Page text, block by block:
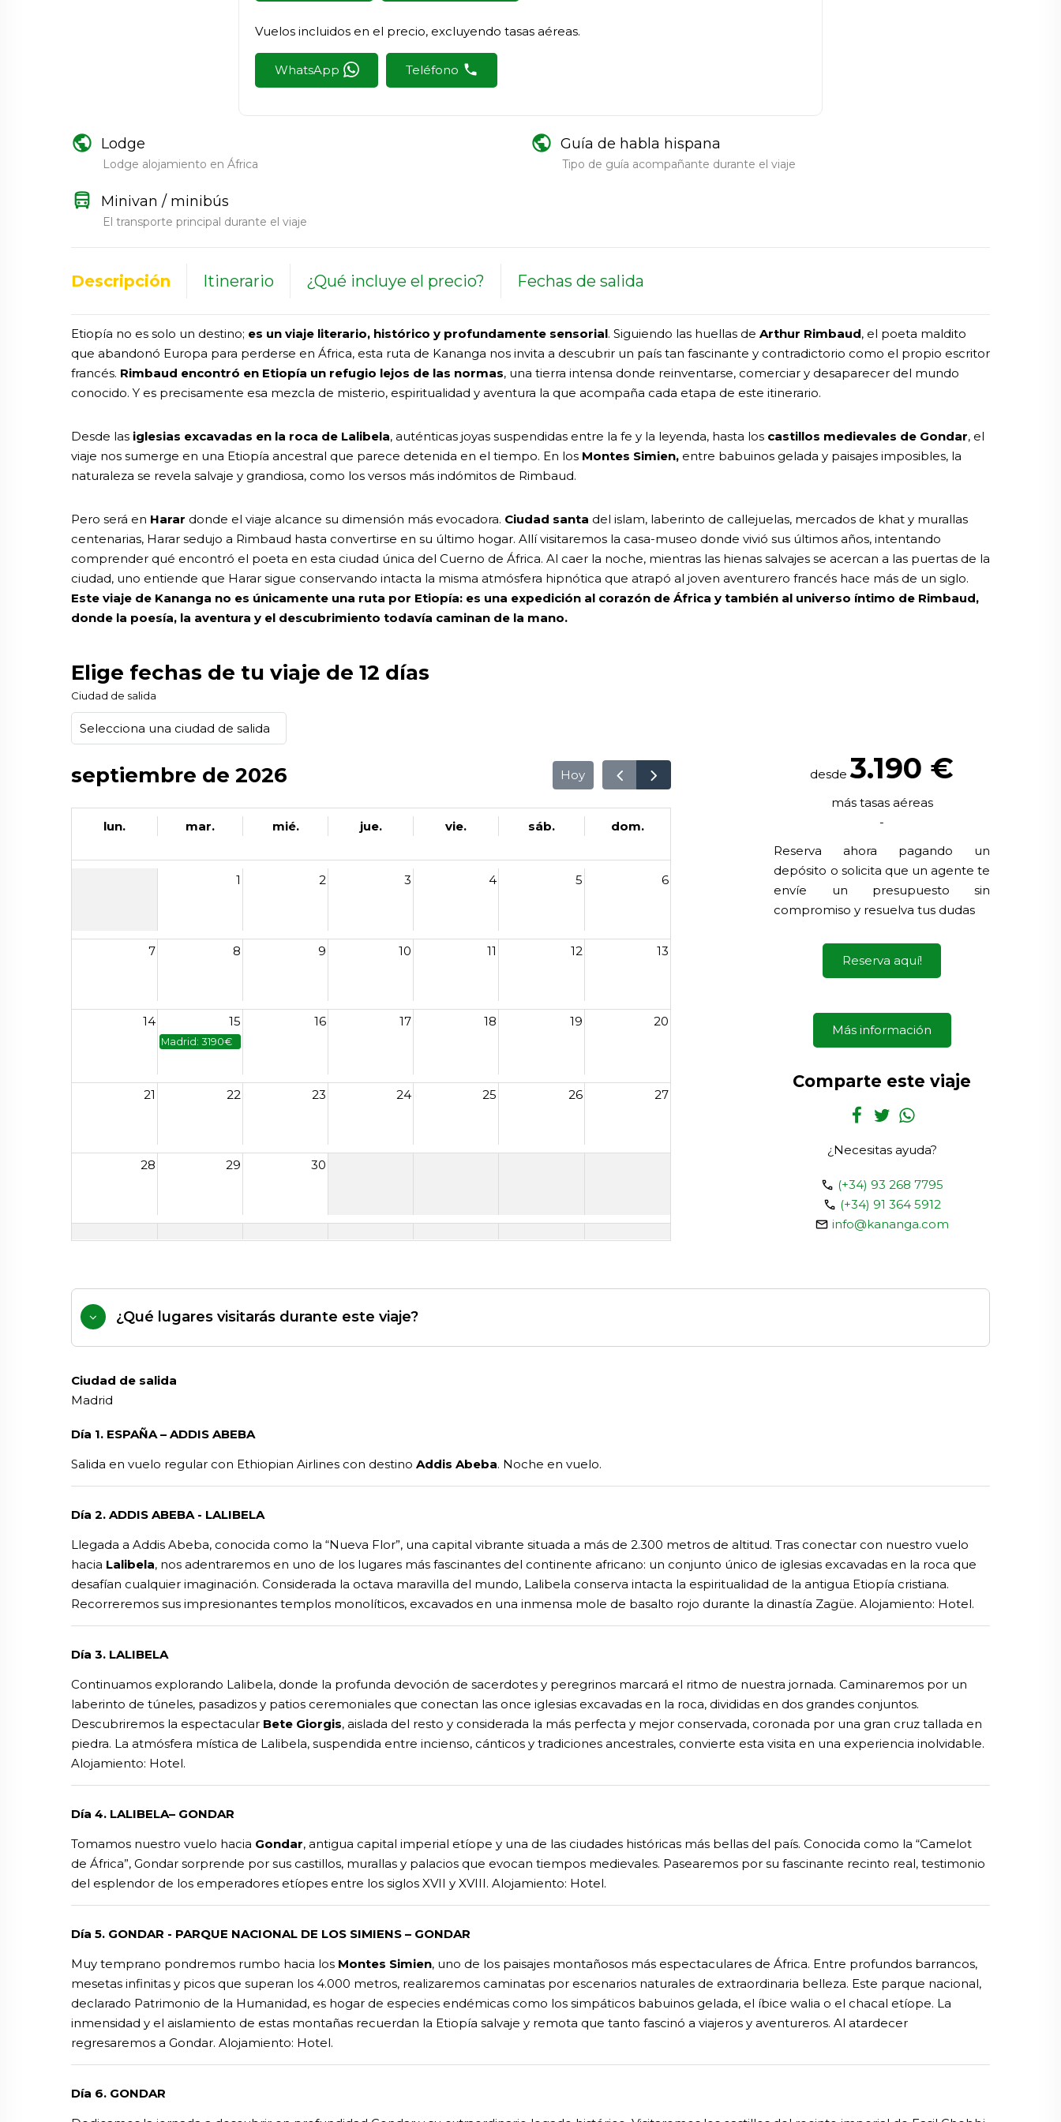
Vuelos incluidos en el precio, excluyendo tasas aéreas.
WhatsApp Teléfono
public Lodge
Lodge alojamiento en África
public Guía de habla hispana
Tipo de guía acompañante durante el viaje
directions_bus Minivan / minibús
El transporte principal durante el viaje
Descripción Itinerario ¿Qué incluye el precio? Fechas de salida
Etiopía no es solo un destino; es un viaje literario, histórico y profundamente sensorial. Siguiendo las huellas de Arthur Rimbaud, el poeta maldito
que abandonó Europa para perderse en África, esta ruta de Kananga nos invita a descubrir un país tan fascinante y contradictorio como el propio escritor
francés. Rimbaud encontró en Etiopía un refugio lejos de las normas, una tierra intensa donde reinventarse, comerciar y desaparecer del mundo
conocido. Y es precisamente esa mezcla de misterio, espiritualidad y aventura la que acompaña cada etapa de este itinerario.
Desde las iglesias excavadas en la roca de Lalibela, auténticas joyas suspendidas entre la fe y la leyenda, hasta los castillos medievales de Gondar, el
viaje nos sumerge en una Etiopía ancestral que parece detenida en el tiempo. En los Montes Simien, entre babuinos gelada y paisajes imposibles, la
naturaleza se revela salvaje y grandiosa, como los versos más indómitos de Rimbaud.
Pero será en Harar donde el viaje alcance su dimensión más evocadora. Ciudad santa del islam, laberinto de callejuelas, mercados de khat y murallas
centenarias, Harar sedujo a Rimbaud hasta convertirse en su último hogar. Allí visitaremos la casa-museo donde vivió sus últimos años, intentando
comprender qué encontró el poeta en esta ciudad única del Cuerno de África. Al caer la noche, mientras las hienas salvajes se acercan a las puertas de la
ciudad, uno entiende que Harar sigue conservando intacta la misma atmósfera hipnótica que atrapó al joven aventurero francés hace más de un siglo.
Este viaje de Kananga no es únicamente una ruta por Etiopía: es una expedición al corazón de África y también al universo íntimo de Rimbaud,
donde la poesía, la aventura y el descubrimiento todavía caminan de la mano.
Elige fechas de tu viaje de 12 días
Ciudad de salida
septiembre de 2026 Hoy
lun. mar. mié. jue. vie. sáb. dom.
1 2 3 4 5 6
7 8 9 10 11 12 13
14 15 16 17 18 19 20
Madrid: 3190€
21 22 23 24 25 26 27
28 29 30
desde3.190 €
más tasas aéreas
-
Reserva ahora pagando un
depósito o solicita que un agente te
envíe un presupuesto sin
compromiso y resuelva tus dudas
Reserva aquí!
Más información
Comparte este viaje
¿Necesitas ayuda?
call (+34) 93 268 7795
call (+34) 91 364 5912
email info@kananga.com
¿Qué lugares visitarás durante este viaje?
Ciudad de salida
Madrid
Día 1. ESPAÑA – ADDIS ABEBA
Salida en vuelo regular con Ethiopian Airlines con destino Addis Abeba. Noche en vuelo.
Día 2. ADDIS ABEBA - LALIBELA
Llegada a Addis Abeba, conocida como la “Nueva Flor”, una capital vibrante situada a más de 2.300 metros de altitud. Tras conectar con nuestro vuelo
hacia Lalibela, nos adentraremos en uno de los lugares más fascinantes del continente africano: un conjunto único de iglesias excavadas en la roca que
desafían cualquier imaginación. Considerada la octava maravilla del mundo, Lalibela conserva intacta la espiritualidad de la antigua Etiopía cristiana.
Recorreremos sus impresionantes templos monolíticos, excavados en una inmensa mole de basalto rojo durante la dinastía Zagüe. Alojamiento: Hotel.
Día 3. LALIBELA
Continuamos explorando Lalibela, donde la profunda devoción de sacerdotes y peregrinos marcará el ritmo de nuestra jornada. Caminaremos por un
laberinto de túneles, pasadizos y patios ceremoniales que conectan las once iglesias excavadas en la roca, divididas en dos grandes conjuntos.
Descubriremos la espectacular Bete Giorgis, aislada del resto y considerada la más perfecta y mejor conservada, coronada por una gran cruz tallada en
piedra. La atmósfera mística de Lalibela, suspendida entre incienso, cánticos y tradiciones ancestrales, convierte esta visita en una experiencia inolvidable.
Alojamiento: Hotel.
Día 4. LALIBELA– GONDAR
Tomamos nuestro vuelo hacia Gondar, antigua capital imperial etíope y una de las ciudades históricas más bellas del país. Conocida como la “Camelot
de África”, Gondar sorprende por sus castillos, murallas y palacios que evocan tiempos medievales. Pasearemos por su fascinante recinto real, testimonio
del esplendor de los emperadores etíopes entre los siglos XVII y XVIII. Alojamiento: Hotel.
Día 5. GONDAR - PARQUE NACIONAL DE LOS SIMIENS – GONDAR
Muy temprano pondremos rumbo hacia los Montes Simien, uno de los paisajes montañosos más espectaculares de África. Entre profundos barrancos,
mesetas infinitas y picos que superan los 4.000 metros, realizaremos caminatas por escenarios naturales de extraordinaria belleza. Este parque nacional,
declarado Patrimonio de la Humanidad, es hogar de especies endémicas como los simpáticos babuinos gelada, el íbice walia o el chacal etíope. La
inmensidad y el aislamiento de estas montañas recuerdan la Etiopía salvaje y remota que tanto fascinó a viajeros y aventureros. Al atardecer
regresaremos a Gondar. Alojamiento: Hotel.
Día 6. GONDAR